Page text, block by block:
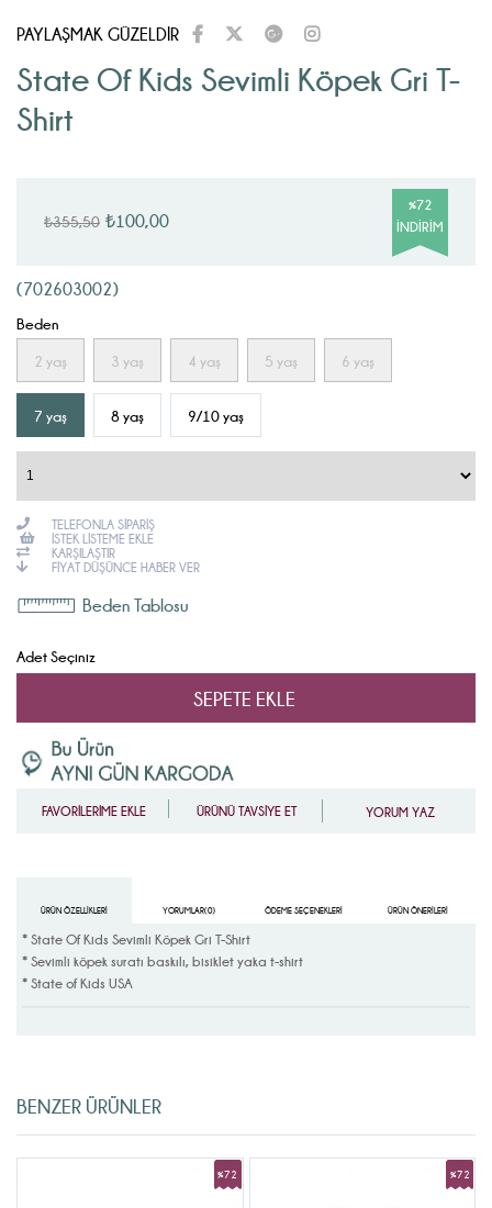
PAYLAŞMAK GÜZELDİR
State Of Kids Sevimli Köpek Gri T-
Shirt
₺355,50 ₺100,00
%72
İNDIRIM
(702603002)
Beden
2 yaş 3 yaş 4 yaş 5 yaş 6 yaş
7 yaş 8 yaş 9/10 yaş
TELEFONLA SIPARIŞ
İSTEK LISTEME EKLE
KARŞILAŞTIR
FIYAT DÜŞÜNCE HABER VER
Beden Tablosu
Adet Seçiniz
ÜRÜNÜ TAVSİYE ET
FAVORİLERİME EKLE YORUM YAZ
ÜRÜN ÖZELLIKLERI YORUMLAR(0) ÖDEME SEÇENEKLERI ÜRÜN ÖNERILERI
* State Of Kids Sevimli Köpek Gri T-Shirt
* Sevimli köpek suratı baskılı, bisiklet yaka t-shirt
* State of Kids USA
BENZER ÜRÜNLER
%72 %72